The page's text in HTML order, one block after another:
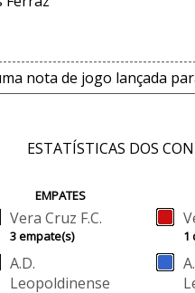
nota de jogo lançada
ESTATÍSTICAS DOS
EMPATES
Vera Cruz F.C.
3 empate(s)
A.D.
Leopoldinense
1